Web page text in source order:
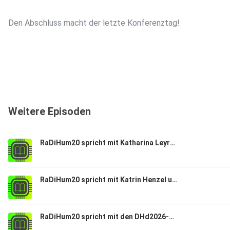
Den Abschluss macht der letzte Konferenztag!
Weitere Episoden
RaDiHum20 spricht mit Katharina Leyrer von der FAU Erlangen-Nürnberg über Barrierearmut und Datenethik
RaDiHum20 spricht mit Katrin Henzel und Simone Franz über Barrierearmut in digitalen Editionen und Forschungsdatenmanagement
RaDiHum20 spricht mit den DHd2026-Reisestipendiat*innen Luise Prager und Chris Ortega Singer